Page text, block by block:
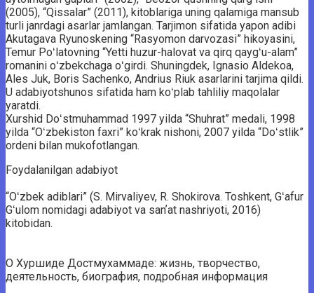
(2005), “Qissalar” (2011), kitoblariga uning qalamiga mansub
turli janrdagi asarlar jamlangan. Tarjimon sifatida yapon adibi
Akutagava Ryunoskening “Rasyomon darvozasi” hikoyasini,
Temur Poʻlatovning “Yetti huzur-halovat va qirq qaygʻu-alam”
romanini oʻzbekchaga oʻgirdi. Shuningdek, Ignasio Aldekoa,
Ales Juk, Boris Sachenko, Andrius Riuk asarlarini tarjima qildi.
U adabiyotshunos sifatida ham koʻplab tahliliy maqolalar
yaratdi.
Xurshid Doʻstmuhammad 1997 yilda “Shuhrat” medali, 1998
yilda “Oʻzbekiston faxri” koʻkrak nishoni, 2007 yilda “Doʻstlik”
ordeni bilan mukofotlangan.
Foydalanilgan adabiyot
“Oʻzbek adiblari” (S. Mirvaliyev, R. Shokirova. Toshkent, Gʻafur
Gʻulom nomidagi adabiyot va sanʼat nashriyoti, 2016)
kitobidan.
О Хуршиде Достмухаммаде: жизнь, творчество,
деятельность, биография, подробная информация